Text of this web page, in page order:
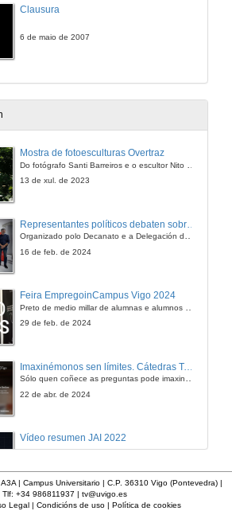
Clausura
6 de maio de 2007
Mostra de fotoesculturas Overtraz
13 de xul. de 2023
Organizado polo Decanato e a Delegación de Alumnado de Dirección e Xestión Pública e coa participación de candidatos de PP, BNG, PSOE, Sumar e Podemos
16 de feb. de 2024
Feira EmpregoinCampus Vigo 2024
29 de feb. de 2024
Imaxinémonos sen límites. Cátedras Telefónica
Sólo quen coñece as preguntas pode imaxinar novas respostas
22 de abr. de 2024
Vídeo resumen JAI 2022
| Campus Universitario | C.P. 36310 Vigo (Pontevedra) |
+34 986811937 | tv@uvigo.es
Legal| Condicións de uso| Política de cookies